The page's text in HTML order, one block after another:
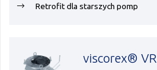
Retrofit dla starszych pomp
viscorex® VR